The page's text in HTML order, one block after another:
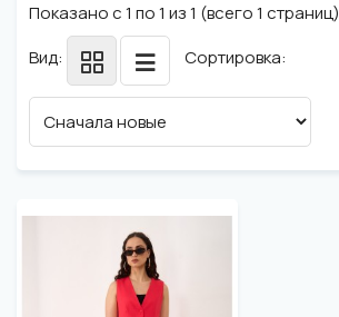
Показано с 1 по 1 из 1 (всего 1 страниц)
Вид:
Сортировка: